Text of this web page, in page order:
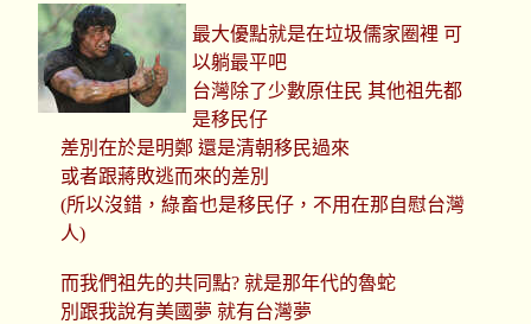
最大優點就是在垃圾儒家圈裡 可
以躺最平吧
台灣除了少數原住民 其他祖先都
是移民仔
差別在於是明鄭 還是清朝移民過來
或者跟蔣敗逃而來的差別
(所以沒錯，綠畜也是移民仔，不用在那自慰台灣
人)
而我們祖先的共同點? 就是那年代的魯蛇
別跟我說有美國夢 就有台灣夢